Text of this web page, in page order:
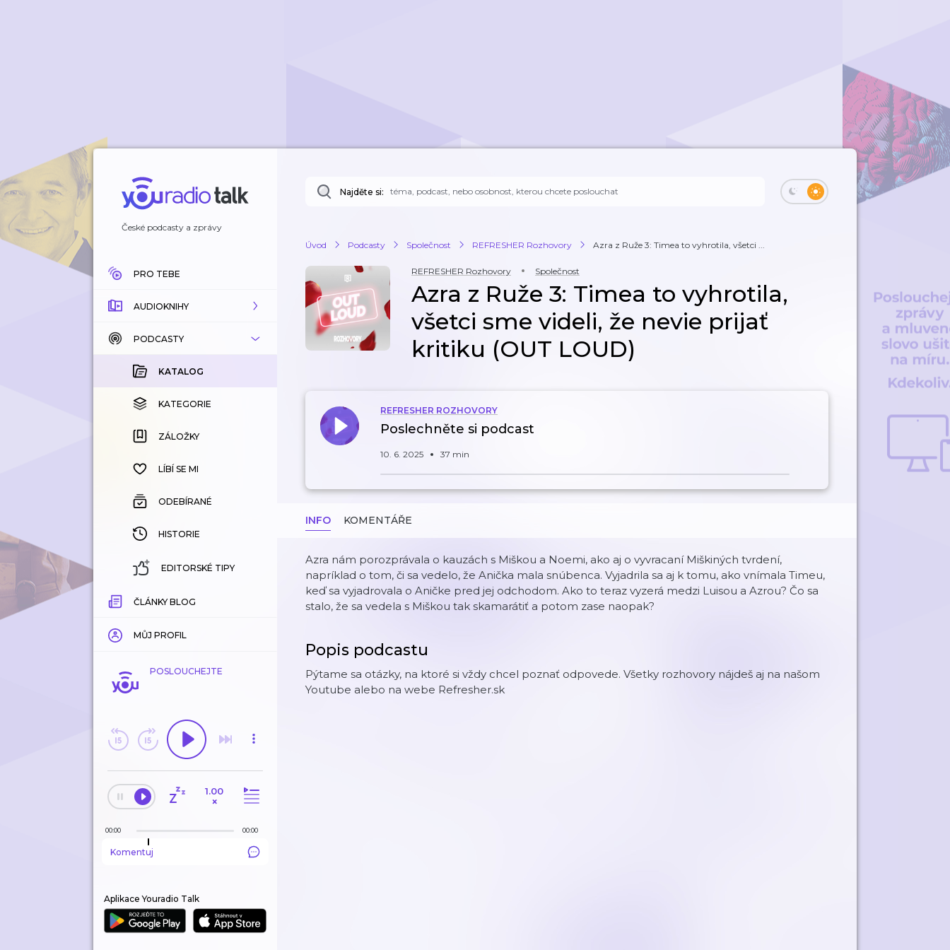
České podcasty a zprávy
PRO TEBE
AUDIOKNIHY
KATALOG
KOUPENÉ
KATEGORIE
ZÁLOŽKY
HISTORIE
PODCASTY
KATALOG
KATEGORIE
ZÁLOŽKY
LÍBÍ SE MI
ODEBÍRANÉ
HISTORIE
EDITORSKÉ TIPY
ČLÁNKY BLOG
MŮJ PROFIL
POSLOUCHEJTE
1.00
×
00:00 00:00
Komentuj
Aplikace Youradio Talk
Najděte si:
Úvod Podcasty Společnost REFRESHER Rozhovory Azra z Ruže 3: Timea to vyhrotila, všetci ...
REFRESHER Rozhovory Společnost
Azra z Ruže 3: Timea to vyhrotila,
všetci sme videli, že nevie prijať
kritiku (OUT LOUD)
REFRESHER ROZHOVORY
Poslechněte si podcast
10. 6. 2025 37 min
INFO KOMENTÁŘE
Azra nám porozprávala o kauzách s Miškou a Noemi, ako aj o vyvracaní Miškiných tvrdení,
napríklad o tom, či sa vedelo, že Anička mala snúbenca. Vyjadrila sa aj k tomu, ako vnímala Timeu,
keď sa vyjadrovala o Aničke pred jej odchodom. Ako to teraz vyzerá medzi Luisou a Azrou? Čo sa
stalo, že sa vedela s Miškou tak skamarátiť a potom zase naopak?
Popis podcastu
Pýtame sa otázky, na ktoré si vždy chcel poznať odpovede. Všetky rozhovory nájdeš aj na našom
Youtube alebo na webe Refresher.sk